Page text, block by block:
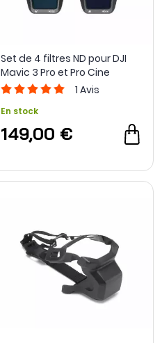
Set de 4 filtres ND pour DJI
Mavic 3 Pro et Pro Cine
1 Avis
En stock
149,00 €